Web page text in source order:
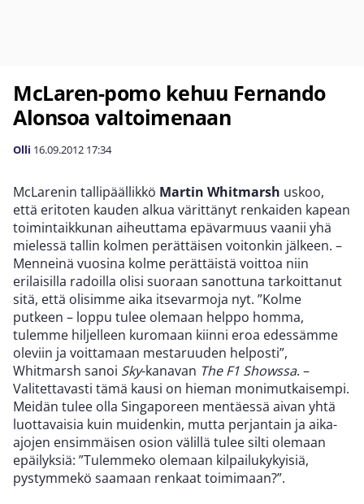
McLaren-pomo kehuu Fernando
Alonsoa valtoimenaan
Olli 16.09.2012 17:34
McLarenin tallipäällikkö Martin Whitmarsh uskoo,
että eritoten kauden alkua värittänyt renkaiden kapean
toimintaikkunan aiheuttama epävarmuus vaanii yhä
mielessä tallin kolmen perättäisen voitonkin jälkeen. –
Menneinä vuosina kolme perättäistä voittoa niin
erilaisilla radoilla olisi suoraan sanottuna tarkoittanut
sitä, että olisimme aika itsevarmoja nyt. ”Kolme
putkeen – loppu tulee olemaan helppo homma,
tulemme hiljelleen kuromaan kiinni eroa edessämme
oleviin ja voittamaan mestaruuden helposti”,
Whitmarsh sanoi Sky-kanavan The F1 Showssa. –
Valitettavasti tämä kausi on hieman monimutkaisempi.
Meidän tulee olla Singaporeen mentäessä aivan yhtä
luottavaisia kuin muidenkin, mutta perjantain ja aika-
ajojen ensimmäisen osion välillä tulee silti olemaan
epäilyksiä: ”Tulemmeko olemaan kilpailukykyisiä,
pystymmekö saamaan renkaat toimimaan?”.